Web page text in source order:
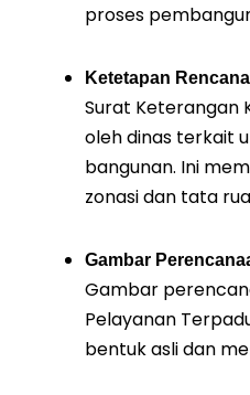
proses
Ketetapan
Surat Keterangan
oleh dinas terkait
bangunan. Ini
zonasi dan tata
Gambar
Gambar
Pelayanan
bentuk asli dan